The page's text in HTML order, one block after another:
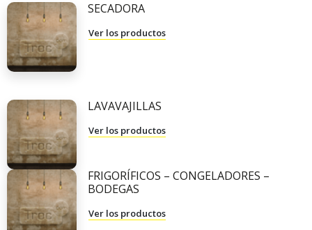
SECADORA
Ver los productos
LAVAVAJILLAS
Ver los productos
FRIGORÍFICOS – CONGELADORES –
BODEGAS
Ver los productos